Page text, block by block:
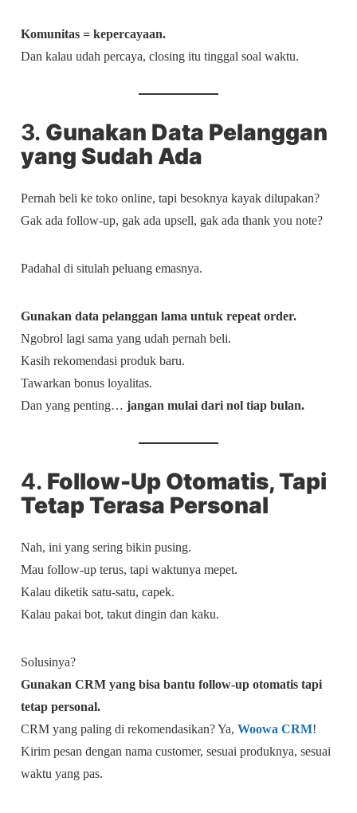
Komunitas = kepercayaan.
Dan kalau udah percaya, closing itu tinggal soal waktu.
3. Gunakan Data Pelanggan
yang Sudah Ada
Pernah beli ke toko online, tapi besoknya kayak dilupakan?
Gak ada follow-up, gak ada upsell, gak ada thank you note?
Padahal di situlah peluang emasnya.
Gunakan data pelanggan lama untuk repeat order.
Ngobrol lagi sama yang udah pernah beli.
Kasih rekomendasi produk baru.
Tawarkan bonus loyalitas.
Dan yang penting…jangan mulai dari nol tiap bulan.
4. Follow-Up Otomatis, Tapi
Tetap Terasa Personal
Nah, ini yang sering bikin pusing.
Mau follow-up terus, tapi waktunya mepet.
Kalau diketik satu-satu, capek.
Kalau pakai bot, takut dingin dan kaku.
Solusinya?
Gunakan CRM yang bisa bantu follow-up otomatis tapi
tetap personal.
CRM yang paling di rekomendasikan? Ya,Woowa CRM!
Kirim pesan dengan nama customer, sesuai produknya, sesuai
waktu yang pas.